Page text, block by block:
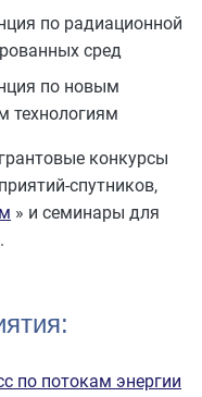
по радиационной
сред
по новым
технологиям
конкурсы
спутников,
» и семинары для
по потокам энергии